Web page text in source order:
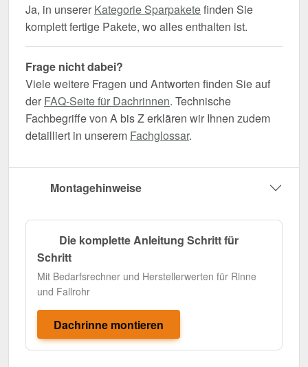
Ja, in unserer Kategorie Sparpaketefinden Sie
komplett fertige Pakete, wo alles enthalten ist.
Frage nicht dabei?
Viele weitere Fragen und Antworten finden Sie auf
der FAQ-Seite für Dachrinnen. Technische
Fachbegriffe von A bis Z erklären wir Ihnen zudem
detailliert in unserem Fachglossar.
Montagehinweise
Die komplette Anleitung Schritt für
Schritt
Mit Bedarfsrechner und Herstellerwerten für Rinne
und Fallrohr
Dachrinne montieren